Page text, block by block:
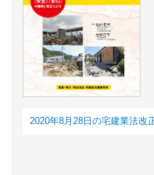
2020年8月28日の宅建業法改